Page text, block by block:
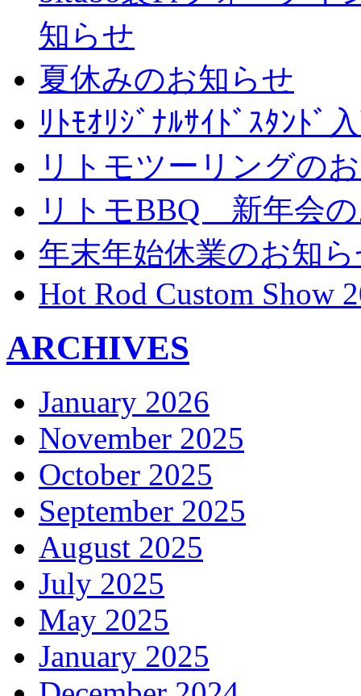
知らせ
夏休みのお知らせ
ﾘﾄﾓｵﾘｼﾞﾅﾙｻｲﾄﾞｽﾀﾝﾄﾞ
リトモツーリングの
リトモBBQ 新年会
年末年始休業のお知
Hot Rod Custom Show
ARCHIVES
January 2026
November 2025
October 2025
September 2025
August 2025
July 2025
May 2025
January 2025